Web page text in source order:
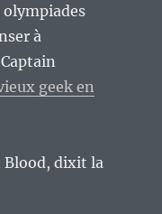
à
geek en
Blood, dixit la